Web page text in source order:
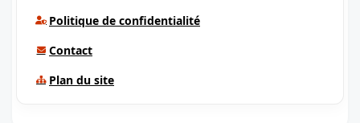
Politique de confidentialité
Contact
Plan du site